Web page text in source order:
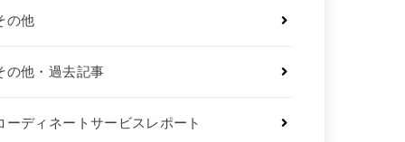
の他
の他・過去記事
ーディネートサービスレポート